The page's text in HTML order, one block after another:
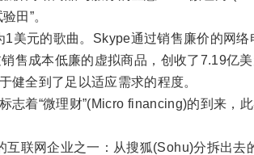
田”。
美元的歌曲。Skype通过销售廉价的网络
售成本低廉的虚拟商品，创收了7.19亿
健全到了足以适应需求的程度。
志着“微理财”(Micro financing)的到来，
互联网企业之一：从搜狐(Sohu)分拆出去